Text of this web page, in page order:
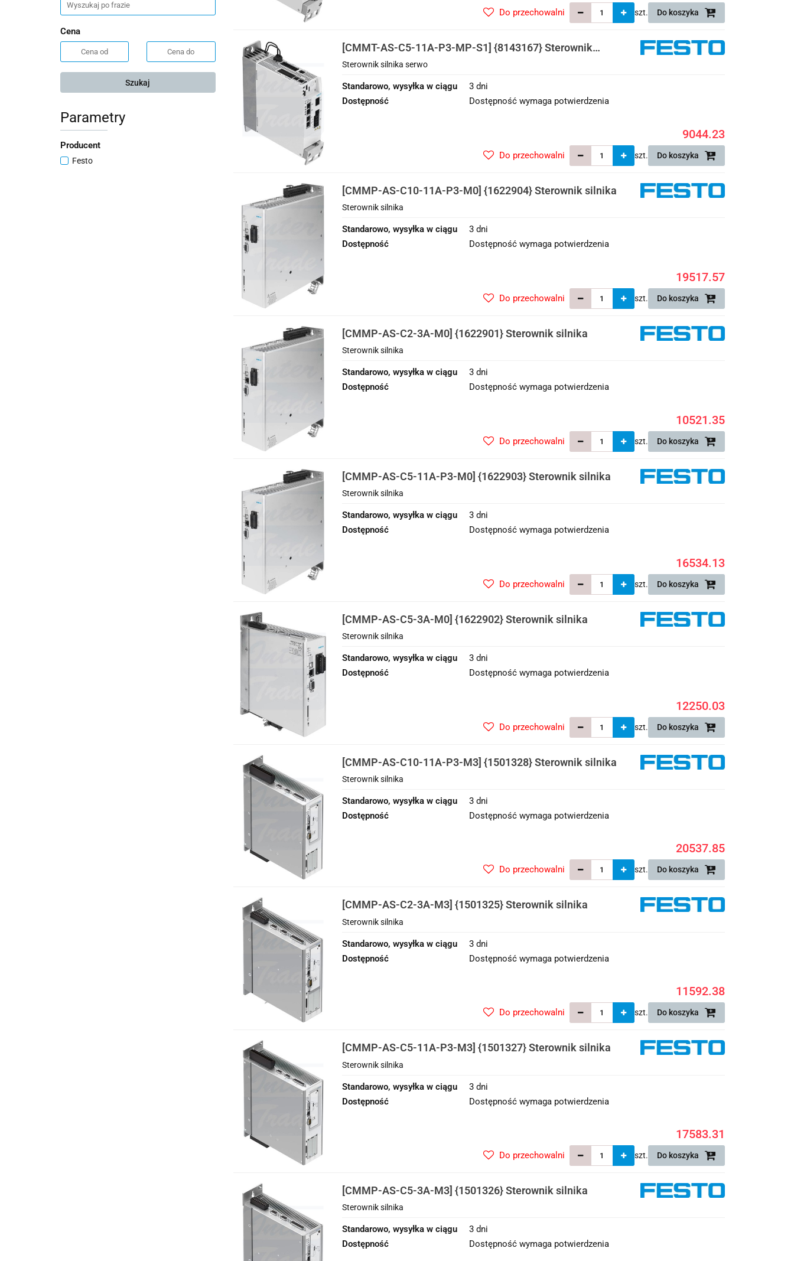
Cena
Szukaj
Parametry
Producent
Festo
szt. Do koszyka
Do przechowalni
[CMMT-AS-C5-11A-P3-MP-S1] {8143167} Sterownik
silnika serwo
Sterownik silnika serwo
Standarowo, wysyłka w ciągu
3 dni
Dostępność
Dostępność wymaga potwierdzenia
9044.23
szt. Do koszyka
Do przechowalni
[CMMP-AS-C10-11A-P3-M0] {1622904} Sterownik silnika
Sterownik silnika
Standarowo, wysyłka w ciągu
3 dni
Dostępność
Dostępność wymaga potwierdzenia
19517.57
szt. Do koszyka
Do przechowalni
[CMMP-AS-C2-3A-M0] {1622901} Sterownik silnika
Sterownik silnika
Standarowo, wysyłka w ciągu
3 dni
Dostępność
Dostępność wymaga potwierdzenia
10521.35
szt. Do koszyka
Do przechowalni
[CMMP-AS-C5-11A-P3-M0] {1622903} Sterownik silnika
Sterownik silnika
Standarowo, wysyłka w ciągu
3 dni
Dostępność
Dostępność wymaga potwierdzenia
16534.13
szt. Do koszyka
Do przechowalni
[CMMP-AS-C5-3A-M0] {1622902} Sterownik silnika
Sterownik silnika
Standarowo, wysyłka w ciągu
3 dni
Dostępność
Dostępność wymaga potwierdzenia
12250.03
szt. Do koszyka
Do przechowalni
[CMMP-AS-C10-11A-P3-M3] {1501328} Sterownik silnika
Sterownik silnika
Standarowo, wysyłka w ciągu
3 dni
Dostępność
Dostępność wymaga potwierdzenia
20537.85
szt. Do koszyka
Do przechowalni
[CMMP-AS-C2-3A-M3] {1501325} Sterownik silnika
Sterownik silnika
Standarowo, wysyłka w ciągu
3 dni
Dostępność
Dostępność wymaga potwierdzenia
11592.38
szt. Do koszyka
Do przechowalni
[CMMP-AS-C5-11A-P3-M3] {1501327} Sterownik silnika
Sterownik silnika
Standarowo, wysyłka w ciągu
3 dni
Dostępność
Dostępność wymaga potwierdzenia
17583.31
szt. Do koszyka
Do przechowalni
[CMMP-AS-C5-3A-M3] {1501326} Sterownik silnika
Sterownik silnika
Standarowo, wysyłka w ciągu
3 dni
Dostępność
Dostępność wymaga potwierdzenia